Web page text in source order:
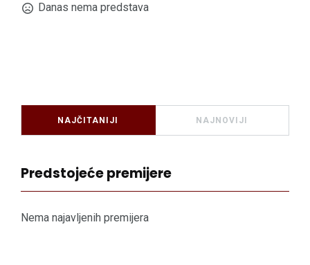
Danas nema predstava
NAJČITANIJI NAJNOVIJI
Predstojeće premijere
Nema najavljenih premijera